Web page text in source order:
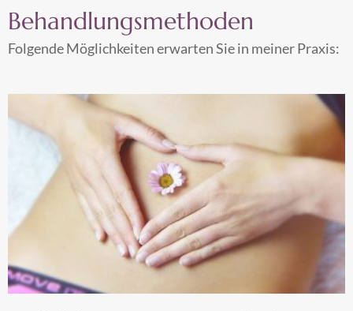
Behandlungsmethoden
Folgende Möglichkeiten erwarten Sie in meiner Praxis: